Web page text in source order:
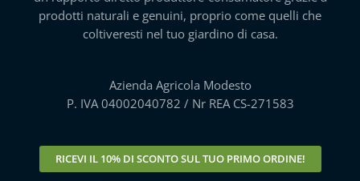
prodotti naturali e genuini, proprio come quelli che
coltiveresti nel tuo giardino di casa.
Azienda Agricola Modesto
P. IVA 04002040782 / Nr REA CS-271583
RICEVI IL 10% DI SCONTOSUL TUO PRIMO ORDINE!